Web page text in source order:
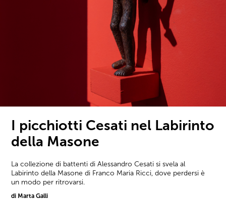
I picchiotti Cesati nel Labirinto
della Masone
La collezione di battenti di Alessandro Cesati si svela al
Labirinto della Masone di Franco Maria Ricci, dove perdersi è
un modo per ritrovarsi.
di Marta Galli